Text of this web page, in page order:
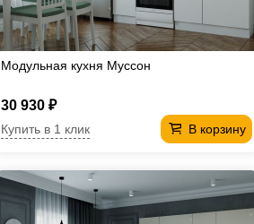
Модульная кухня Муссон
30 930 ₽
В корзину
Купить в 1 клик